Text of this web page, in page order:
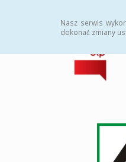
Nasz serwis
dokonać zmiany